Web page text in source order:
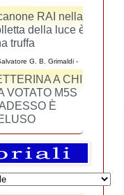
si andava a Roma
l’Altare della Patria, il
Piazza Navona.
canone RAI nella
della luce è
truffa
G. B. Grimaldi -
Radiotelevisione
S.p.A. è una azienda
A CHI
VOTATO M5S
È
capita di leggere
delusione, di attese non